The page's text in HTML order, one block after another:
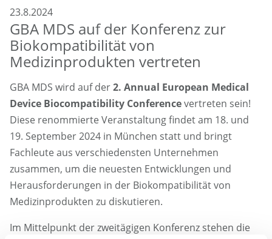
23.8.2024
GBA MDS auf der Konferenz zur
Biokompatibilität von
Medizinprodukten vertreten
GBA MDS wird auf der2. Annual European Medical
Device Biocompatibility Conferencevertreten sein!
Diese renommierte Veranstaltung findet am 18. und
19. September 2024 in München statt und bringt
Fachleute aus verschiedensten Unternehmen
zusammen, um die neuesten Entwicklungen und
Herausforderungen in der Biokompatibilität von
Medizinprodukten zu diskutieren.
Im Mittelpunkt der zweitägigen Konferenz stehen die